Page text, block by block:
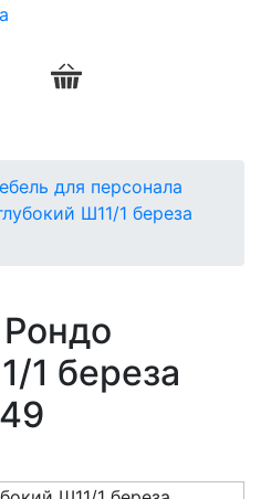
для персонала
Ш11/1 береза
1 береза